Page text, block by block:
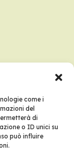
come i
del
di
o ID unici su
può influire